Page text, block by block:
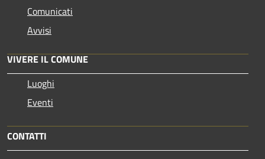
Comunicati
Avvisi
VIVERE IL COMUNE
Luoghi
Eventi
CONTATTI